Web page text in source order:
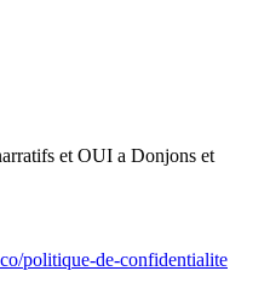
et OUI a Donjons et
politique-de-confidentialite